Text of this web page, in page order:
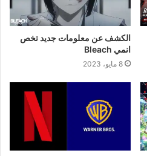
الكشف عن معلومات جديد تخص
انمي Bleach
8 مايو، 2023